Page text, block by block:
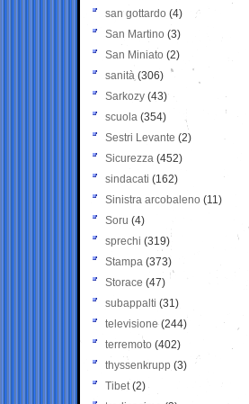
san gottardo (4)
San Martino (3)
San Miniato (2)
sanità (306)
Sarkozy (43)
scuola (354)
Sestri Levante (2)
Sicurezza (452)
sindacati (162)
Sinistra arcobaleno (11)
Soru (4)
sprechi (319)
Stampa (373)
Storace (47)
subappalti (31)
televisione(244)
terremoto (402)
thyssenkrupp (3)
Tibet(2)